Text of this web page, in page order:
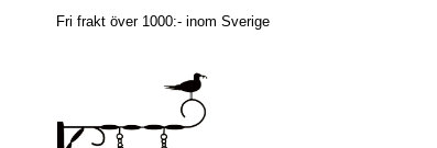
Fri frakt över 1000:- inom Sverige